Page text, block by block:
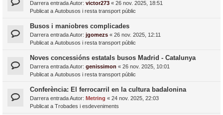
Darrera entrada Autor: victor273 « 26 nov. 2025, 18:51
Publicat a Autobusos i resta transport públic
Busos i maniobres complicades
Darrera entrada Autor: jgomezs « 26 nov. 2025, 12:11
Publicat a Autobusos i resta transport públic
Noves concessións estatals busos Madrid - Catalunya
Darrera entrada Autor: genissimon « 26 nov. 2025, 10:01
Publicat a Autobusos i resta transport públic
Conferència: El ferrocarril en la cultura badalonina
Darrera entrada Autor: Metring « 24 nov. 2025, 22:03
Publicat a Trobades i esdeveniments